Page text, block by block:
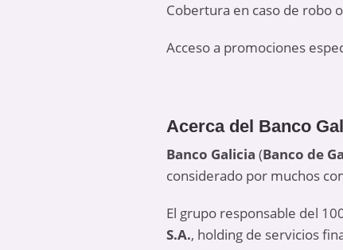
Cobertura en caso de robo
Acceso a promociones
Acerca del Banco
Banco Galicia (Banco de
considerado por muchos
El grupo responsable del
S.A., holding de servicios